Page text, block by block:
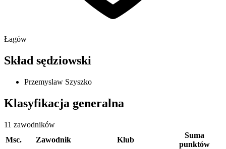
Łagów
Skład sędziowski
Przemyslaw Szyszko
Klasyfikacja generalna
11 zawodników
Msc.
Zawodnik Klub
Suma
punktów